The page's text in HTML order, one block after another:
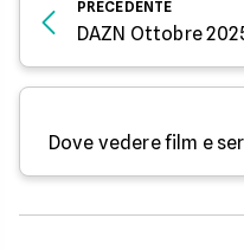
PRECEDENTE